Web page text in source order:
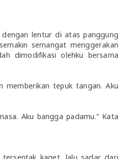
lentur di atas panggung
semangat menggerakan
dimodifikasi olehku bersama
memberikan tepuk tangan. Aku
Aku bangga padamu.” Kata